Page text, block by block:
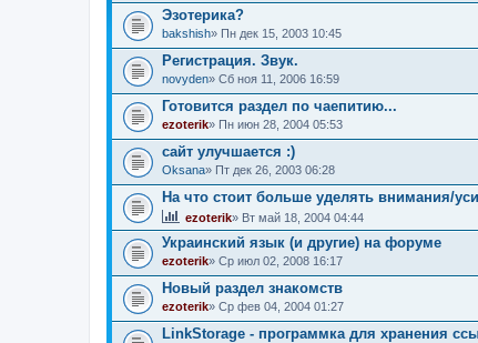
Эзотерика?
bakshish» Пн дек 15, 2003 10:45
Регистрация. Звук.
novyden» Сб ноя 11, 2006 16:59
Готовится раздел по чаепитию...
ezoterik» Пн июн 28, 2004 05:53
сайт улучшается :)
Oksana» Пт дек 26, 2003 06:28
На что стоит больше уделять внимания/
ezoterik» Вт май 18, 2004 04:44
Украинский язык (и другие) на форуме
ezoterik» Ср июл 02, 2008 16:17
Новый раздел знакомств
ezoterik» Ср фев 04, 2004 01:27
LinkStorage - программка для хранения